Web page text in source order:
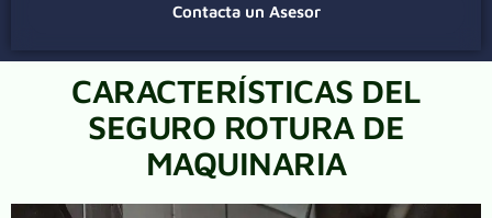
Contacta un Asesor
CARACTERÍSTICAS DEL
SEGURO ROTURA DE
MAQUINARIA